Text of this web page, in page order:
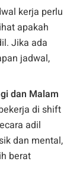
kerja perlu
apakah
Jika ada
jadwal,
dan Malam
di shift
adil
dan mental,
berat